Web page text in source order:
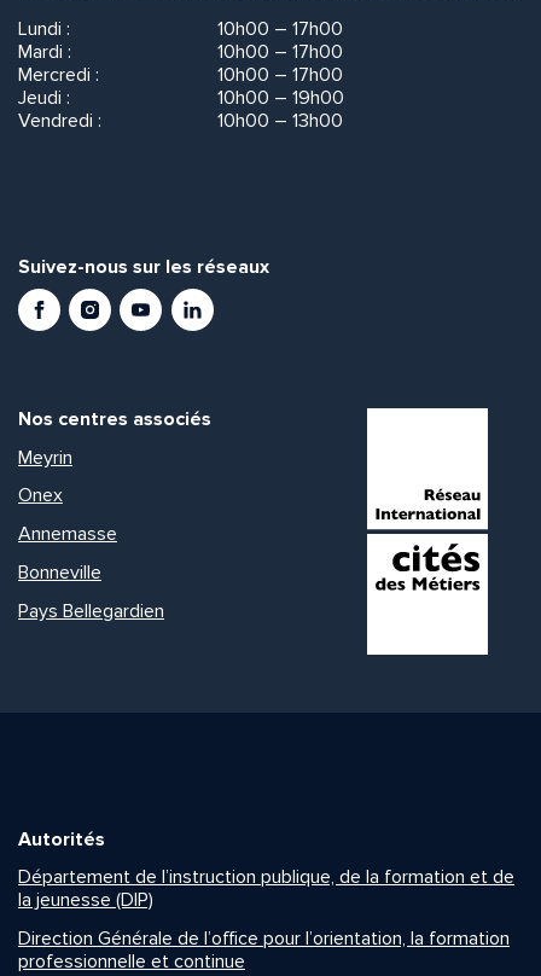
Lundi :
10h00 – 17h00
Mardi :
10h00 – 17h00
Mercredi :
10h00 – 17h00
Jeudi :
10h00 – 19h00
Vendredi :
10h00 – 13h00
Suivez-nous sur les réseaux
FacebookInstagramYoutubeLinkedIn
Nos centres associés
Meyrin
Onex
Annemasse
Bonneville
Pays Bellegardien
Autorités
Département de l’instruction publique, de la formation et de
la jeunesse (DIP)
Direction Générale de l’office pour l’orientation, la formation
professionnelle et continue